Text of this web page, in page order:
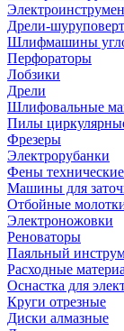
Дрели-
Шлифмашины
Перфораторы
Лобзики
Дрели
Шлифовальные
Пилы
Фрезеры
Электрорубанки
Фены технические
Машины для
Отбойные
Электроножовки
Реноваторы
Паяльный
Расходные
Оснастка для
Круги отрезные
Диски алмазные